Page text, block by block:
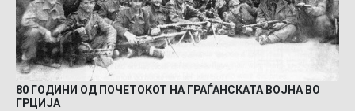
80 ГОДИНИ ОД ПОЧЕТОКОТ НА ГРАЃАНСКАТА ВОЈНА ВО
ГРЦИЈА